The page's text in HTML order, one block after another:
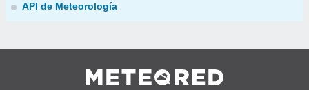
API de Meteorología